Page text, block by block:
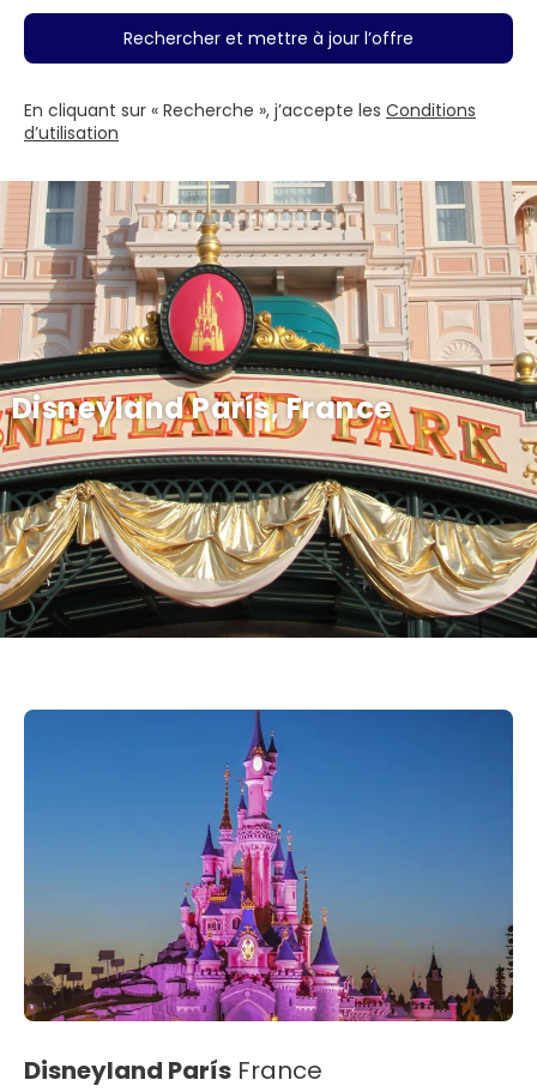
Disneyland París, France
Rechercher et mettre à jour l’offre
En cliquant sur « Recherche », j’accepte les Conditions
d’utilisation
Disneyland París France